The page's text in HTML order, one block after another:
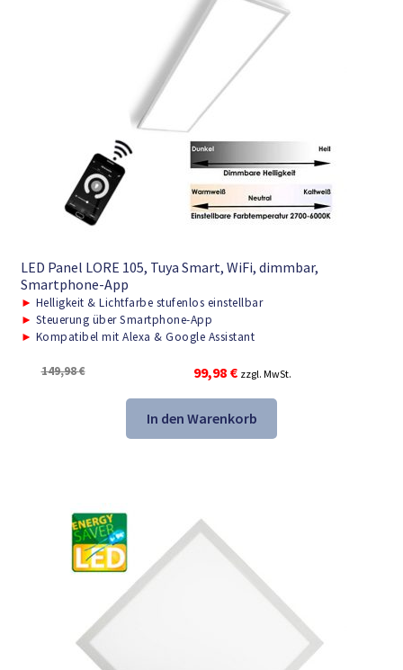
LED Panel LORE 105, Tuya Smart, WiFi, dimmbar,
Smartphone-App
► Helligkeit & Lichtfarbe stufenlos einstellbar
► Steuerung über Smartphone-App
► Kompatibel mit Alexa & Google Assistant
149,98€
Ursprünglicher
war:
149,98 €
99,98 €Aktueller
ist:
99,98 €.
zzgl. MwSt.
In den Warenkorb